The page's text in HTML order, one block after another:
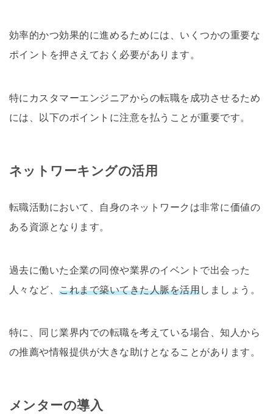
効率的かつ効果的に進めるためには、いくつかの重要な
ポイントを押さえておく必要があります。
特にカスタマーエンジニアからの転職を成功させるため
には、以下のポイントに注意を払うことが重要です。
ネットワーキングの活用
転職活動において、自身のネットワークは非常に価値の
ある資源となります。
過去に働いた企業の同僚や業界のイベントで出会った
人々など、これまで築いてきた人脈を活用しましょう。
特に、同じ業界内での転職を考えている場合、知人から
の推薦や情報提供が大きな助けとなることがあります。
メンターの導入